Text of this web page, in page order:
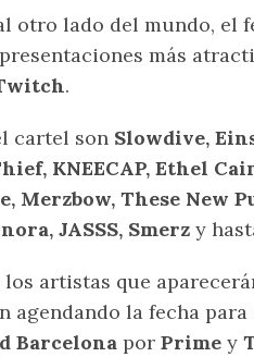
otro lado del mundo, el
más
.
cartel son Slowdive,
KNEECAP, Ethel
Merzbow, These New
JASSS, Smerz y
artistas que
agendando la fecha
Barcelona por Prime y